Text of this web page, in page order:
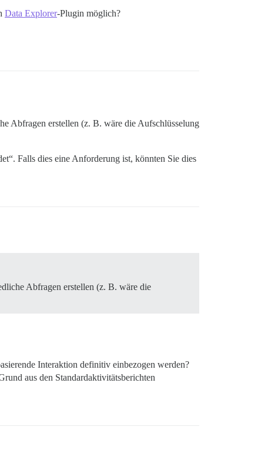
Data Explorer-Plugin möglich?
Abfragen erstellen (z. B. wäre die Aufschlüsselung
Falls dies eine Anforderung ist, könnten Sie dies
Abfragen erstellen (z. B. wäre die
Interaktion definitiv einbezogen werden?
aus den Standardaktivitätsberichten